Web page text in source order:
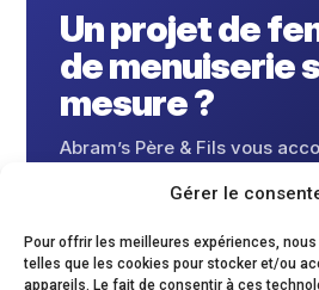
Gérer le
Pour offrir les meilleures expériences,
telles que les cookies pour stocker et/ou
appareils. Le fait de consentir à ces
Un projet de
de menuiserie
mesure ?
Abram’s Père & Fils vous
fenêtres et menuiseries
Appeler